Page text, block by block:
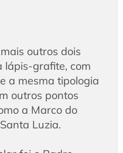
outros dois
lápis-grafite, com
a mesma tipologia
outros pontos
a Marco do
Luzia.